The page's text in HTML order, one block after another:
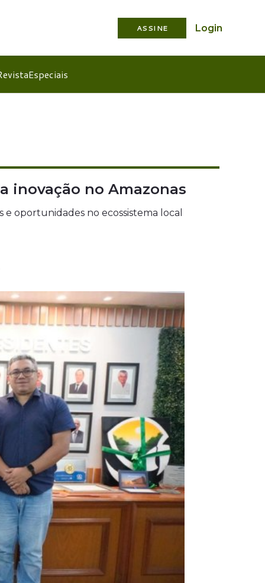
ASSINE Login
Especiais
inovação no Amazonas
oportunidades no ecossistema local